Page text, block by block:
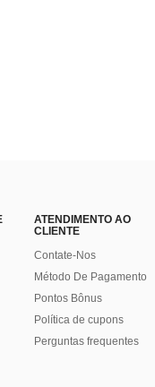
ATENDIMENTO AO
CLIENTE
Contate-Nos
Método De Pagamento
Pontos Bônus
Política de cupons
Perguntas frequentes